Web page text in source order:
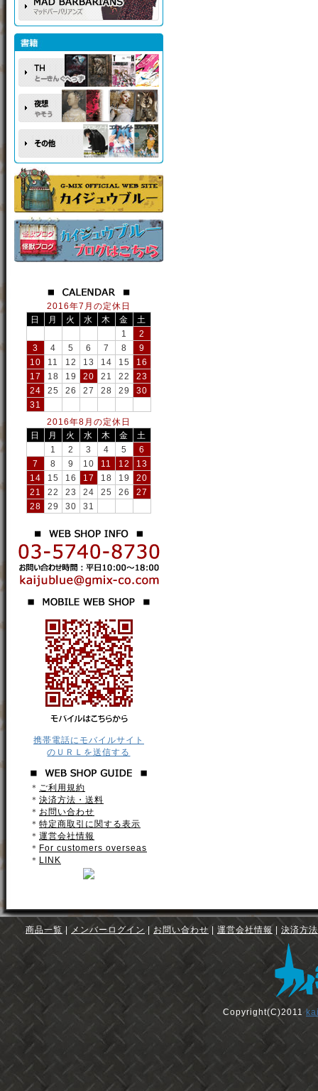
2016年7月の定休日
日
月 火 水 木 金
土
1
2
3
4 5 6 7 8
9
10
11 12 13 14 15
16
17
18 19 20 21 22
23
24
25 26 27 28 29
30
31
2016年8月の定休日
日
月 火 水 木 金
土
1
2 3 4 5
6
7
8 9 10 11 12
13
14
15 16 17 18 19
20
21
22 23 24 25 26
27
28
29 30 31
携帯電話にモバイルサイト
のＵＲＬを送信する
＊ ご利用規約
＊ 決済方法・送料
＊ お問い合わせ
＊ 特定商取引に関する表示
＊ 運営会社情報
＊ For customers overseas
＊ LINK
商品一覧 メンバーログイン お問い合わせ 運営会社情報 決済方
Copyright(C)2011